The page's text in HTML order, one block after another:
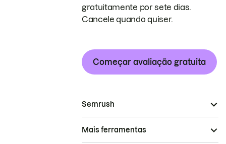
gratuitamente por sete dias.
Cancele quando quiser.
Começar avaliação gratuita
Semrush
Mais ferramentas